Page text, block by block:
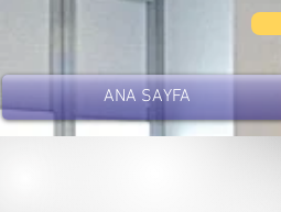
ANA SAYFA